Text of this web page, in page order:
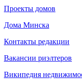
Проекты домов
Дома Минска
Контакты редакции
Вакансии риэлтеров
Википедия